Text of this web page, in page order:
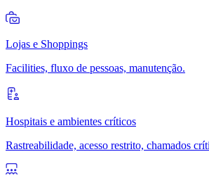
Lojas e Shoppings
Facilities, fluxo de pessoas, manutenção.
Hospitais e ambientes críticos
Rastreabilidade, acesso restrito, chamados